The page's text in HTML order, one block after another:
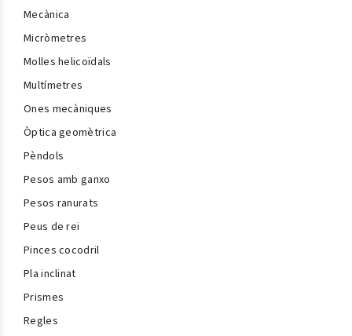
Mecànica
Micròmetres
Molles helicoïdals
Multímetres
Ones mecàniques
Òptica geomètrica
Pèndols
Pesos amb ganxo
Pesos ranurats
Peus de rei
Pinces cocodril
Pla inclinat
Prismes
Regles